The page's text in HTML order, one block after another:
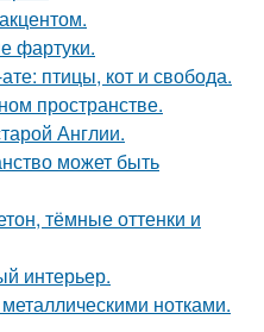
фартуки.
птицы, кот и свобода.
пространстве.
Англии.
может быть
тёмные оттенки и
интерьер.
нотками.